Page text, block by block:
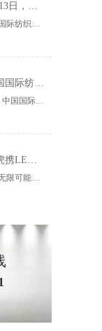
3月11-3月13日，华恩诚邀您共赴上海面辅料春夏展——华恩
2025年中国国际纺织面料及辅料（春夏）博览会即将盛大开启！感谢您对华恩品牌的关注！3.11-3.13，杭州华恩（LEMONLEE）诚邀您共赴这场春日的宴会！
2024年中国国际纺织面料及辅料（秋冬）博览会完美收官！——华恩
2024年8月，中国国际纺织面料及辅料（秋冬）博览会完美收官！作为一家拥有30年历史的专业衣架制造商，我们非常荣幸能够参与这一盛会，并在此期间与众多客户进行了广泛而深入的交流。
设计师如虎携LEMONLEE红雪松礼盒荣获第六届未来·已来香港新锐当代设计奖铜奖
在这个充满无限可能的2024年夏季，LEMONLEE品牌设计师如虎以其非凡的创意与对自然的深刻理解，精心打造的红雪松木球礼盒，在“2024未来·已来——第六届香港新锐当代设计奖”中摘得铜奖。这不仅是对设计师如虎原创设计能力的嘉奖，更是对LEMONLEE品牌的高度认可。